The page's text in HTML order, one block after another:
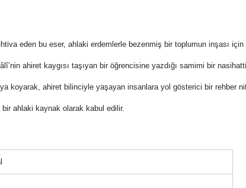
eden bu eser, ahlaki erdemlerle bezenmiş bir toplumun inşası
ahiret kaygısı taşıyan bir öğrencisine yazdığı samimi bir
koyarak, ahiret bilinciyle yaşayan insanlara yol gösterici bir rehber
ahlaki kaynak olarak kabul edilir.